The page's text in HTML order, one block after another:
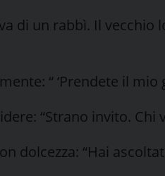
di un rabbì. Il vecchio
“ ‘Prendete il mio
“Strano invito. Chi
dolcezza: “Hai